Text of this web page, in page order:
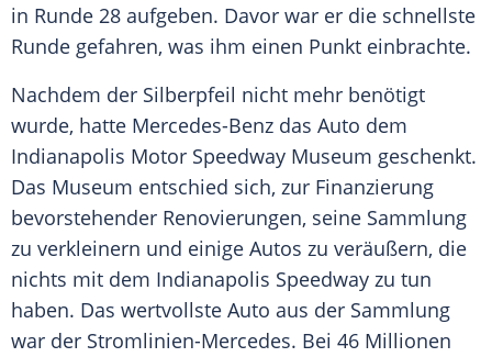
in Runde 28 aufgeben. Davor war er die schnellste
Runde gefahren, was ihm einen Punkt einbrachte.
Nachdem der Silberpfeil nicht mehr benötigt
wurde, hatte Mercedes-Benz das Auto dem
Indianapolis Motor Speedway Museum geschenkt.
Das Museum entschied sich, zur Finanzierung
bevorstehender Renovierungen, seine Sammlung
zu verkleinern und einige Autos zu veräußern, die
nichts mit dem Indianapolis Speedway zu tun
haben. Das wertvollste Auto aus der Sammlung
war der Stromlinien-Mercedes. Bei 46 Millionen